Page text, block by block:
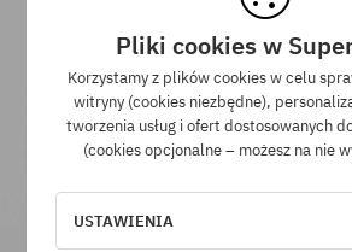
Pliki cookies w
Korzystamy z plików cookies w celu
witryny (cookies niezbędne),
tworzenia usług i ofert dostosowanych
(cookies opcjonalne – możesz na nie
USTAWIENIA